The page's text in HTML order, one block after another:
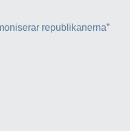
republikanerna”